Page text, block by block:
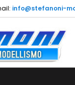
info@stefanoni-